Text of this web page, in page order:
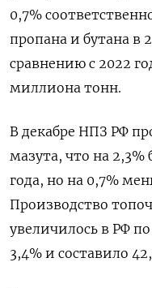
0,7%
пропана и бутана в
сравнению с 2022
миллиона тонн.
В декабре НПЗ РФ
мазута, что на 2,3%
года, но на 0,7%
Производство
увеличилось в РФ
3,4% и составило